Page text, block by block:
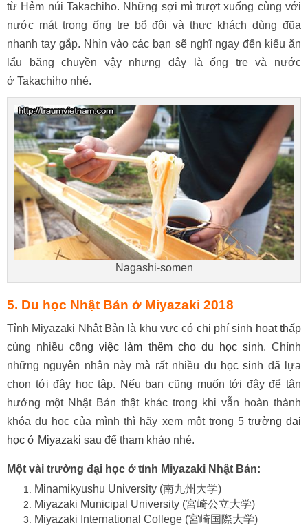
từ Hẻm núi Takachiho. Những sợi mì trượt xuống cùng với
nước mát trong ống tre bổ đôi và thực khách dùng đũa
nhanh tay gắp. Nhìn vào các bạn sẽ nghĩ ngay đến kiểu ăn
lẩu băng chuyền vậy nhưng đây là ống tre và nước
ở Takachiho nhé.
Nagashi-somen
5. Du học Nhật Bản ở Miyazaki 2018
Tỉnh Miyazaki Nhật Bản là khu vực có chi phí sinh hoạt thấp
cùng nhiềucông việc làm thêm cho du học sinh. Chính
những nguyên nhân này mà rất nhiều du học sinh đã lựa
chọn tới đây học tập. Nếu bạn cũng muốn tới đây để tận
hưởng một Nhật Bản thật khác trong khi vẫn hoàn thành
khóa du học của mình thì hãy xem một trong 5 trường đại
học ở Miyazaki sau để tham khảo nhé.
Một vài trường đại học ở tỉnh Miyazaki Nhật Bản:
Minamikyushu University (南九州大学)
Miyazaki Municipal University (宮崎公立大学)
Miyazaki International College (宮崎国際大学)